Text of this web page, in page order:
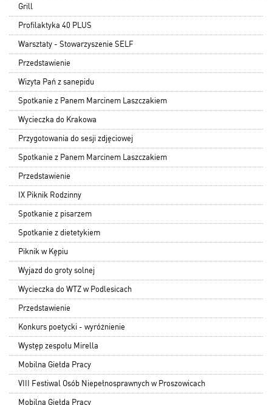
Grill
Profilaktyka 40 PLUS
Warsztaty - Stowarzyszenie SELF
Przedstawienie
Wizyta Pań z sanepidu
Spotkanie z Panem Marcinem Laszczakiem
Wycieczka do Krakowa
Przygotowania do sesji zdjęciowej
Spotkanie z Panem Marcinem Laszczakiem
Przedstawienie
IX Piknik Rodzinny
Spotkanie z pisarzem
Spotkanie z dietetykiem
Piknik w Kępiu
Wyjazd do groty solnej
Wycieczka do WTZ w Podlesicach
Przedstawienie
Konkurs poetycki - wyróżnienie
Występ zespołu Mirella
Mobilna Giełda Pracy
VIII Festiwal Osób Niepełnosprawnych w Proszowicach
Mobilna Giełda Pracy